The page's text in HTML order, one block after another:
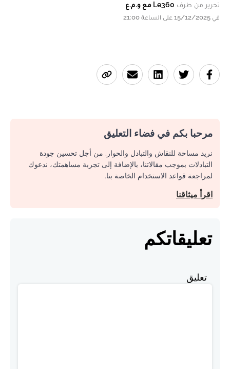
تحرير من طرف Le360 مع و.م.ع
في 15/12/2025 على الساعة 21:00
مرحبا بكم في فضاء التعليق
نريد مساحة للنقاش والتبادل والحوار. من أجل تحسين جودة
التبادلات بموجب مقالاتنا، بالإضافة إلى تجربة مساهمتك، ندعوك
لمراجعة قواعد الاستخدام الخاصة بنا.
اقرأ ميثاقنا
تعليقاتكم
تعليق